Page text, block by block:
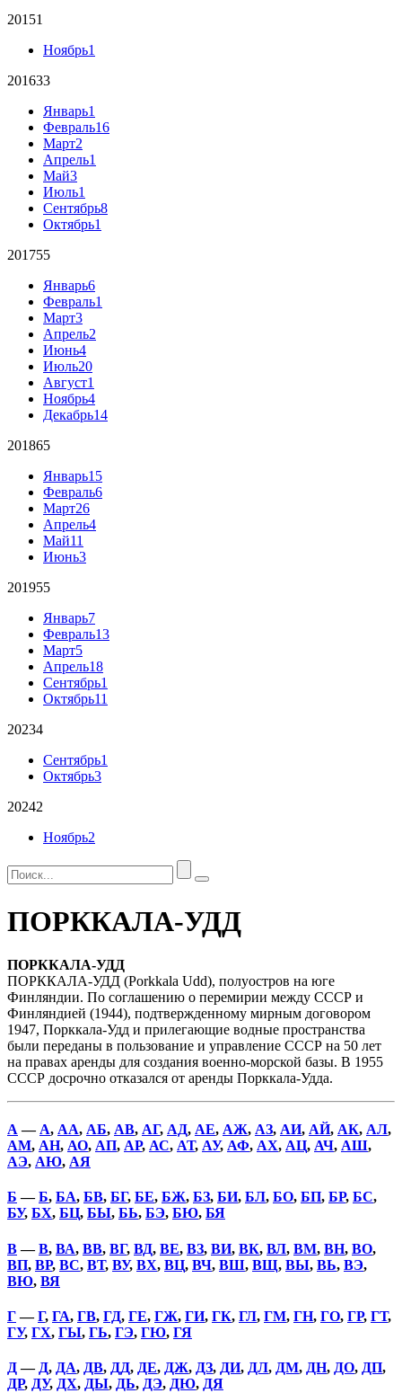
20151
Ноябрь1
201633
Январь1
Февраль16
Март2
Апрель1
Май3
Июль1
Сентябрь8
Октябрь1
201755
Январь6
Февраль1
Март3
Апрель2
Июнь4
Июль20
Август1
Ноябрь4
Декабрь14
201865
Январь15
Февраль6
Март26
Апрель4
Май11
Июнь3
201955
Январь7
Февраль13
Март5
Апрель18
Сентябрь1
Октябрь11
20234
Сентябрь1
Октябрь3
20242
Ноябрь2
ПОРККАЛА-УДД
ПОРККАЛА-УДД
ПОРККАЛА-УДД (Porkkala Udd), полуостров на юге
Финляндии. По соглашению о перемирии между СССР и
Финляндией (1944), подтвержденному мирным договором
1947, Порккала-Удд и прилегающие водные пространства
были переданы в пользование и управление СССР на 50 лет
на правах аренды для создания военно-морской базы. В 1955
СССР досрочно отказался от аренды Порккала-Удда.
А — А, АА, АБ, АВ, АГ, АД, АЕ, АЖ, АЗ, АИ, АЙ, АК, АЛ,
АМ, АН, АО, АП, АР, АС, АТ, АУ, АФ, АХ, АЦ, АЧ, АШ,
АЭ, АЮ, АЯ
Б —Б, БА, БВ, БГ, БЕ, БЖ, БЗ, БИ, БЛ, БО, БП, БР, БС,
БУ, БХ, БЦ, БЫ, БЬ, БЭ, БЮ, БЯ
В—В, ВА, ВВ, ВГ, ВД, ВЕ, ВЗ, ВИ, ВК, ВЛ, ВМ, ВН, ВО,
ВП, ВР, ВС, ВТ, ВУ, ВХ, ВЦ, ВЧ, ВШ, ВЩ, ВЫ, ВЬ, ВЭ,
ВЮ, ВЯ
Г—Г, ГА, ГВ, ГД, ГЕ, ГЖ, ГИ, ГК, ГЛ, ГМ, ГН, ГО, ГР, ГТ,
ГУ, ГХ, ГЫ, ГЬ, ГЭ, ГЮ, ГЯ
Д— Д, ДА, ДВ, ДД, ДЕ, ДЖ, ДЗ, ДИ, ДЛ, ДМ, ДН, ДО, ДП,
ДР, ДУ, ДХ, ДЫ, ДЬ, ДЭ, ДЮ, ДЯ